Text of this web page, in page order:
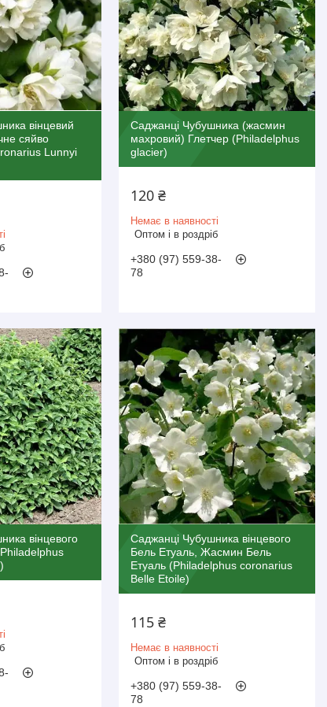
вінцевий
сяйво
Lunnyi
Саджанці Чубушника (жасмин
махровий) Глетчер (Philadelphus
glacier)
120 ₴
Немає в наявності
Оптом і в роздріб
+380 (97) 559-38-
78
вінцевого
Саджанці Чубушника вінцевого
Бель Етуаль, Жасмин Бель
Етуаль (Philadelphus coronarius
Belle Etoile)
115 ₴
Немає в наявності
Оптом і в роздріб
+380 (97) 559-38-
78